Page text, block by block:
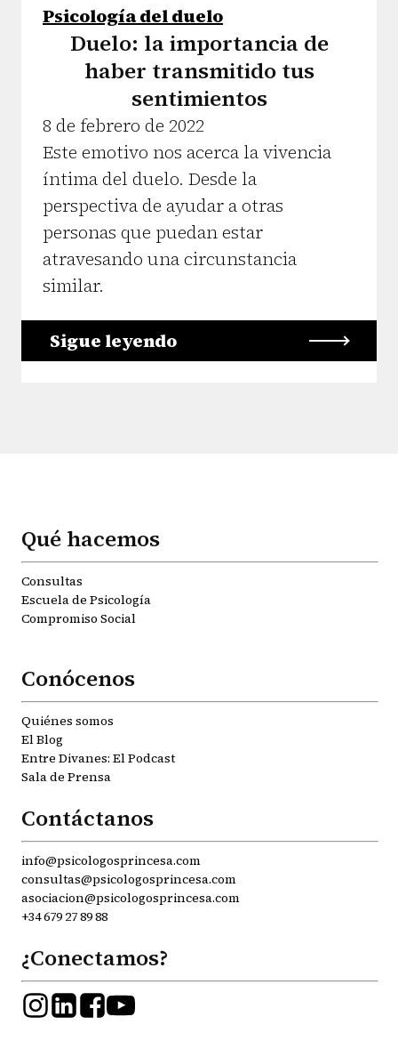
Psicología del duelo
Duelo: la importancia de
haber transmitido tus
sentimientos
8 de febrero de 2022
Este emotivo nos acerca la vivencia
íntima del duelo. Desde la
perspectiva de ayudar a otras
personas que puedan estar
atravesando una circunstancia
similar.
Sigue leyendo
Qué hacemos
Consultas
Escuela de Psicología
Compromiso Social
Conócenos
Quiénes somos
El Blog
Entre Divanes: El Podcast
Sala de Prensa
Contáctanos
info@psicologosprincesa.com
consultas@psicologosprincesa.com
asociacion@psicologosprincesa.com
+34 679 27 89 88
¿Conectamos?